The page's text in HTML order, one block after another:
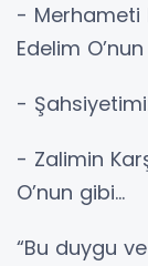
- Merhameti
Edelim
-
- Zalimin
O’nun gibi…
“Bu duygu